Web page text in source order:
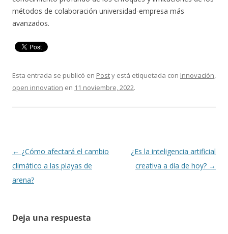
métodos de colaboración universidad-empresa más
avanzados.
Esta entrada se publicó en Posty está etiquetada con Innovación,
open innovation en 11 noviembre, 2022.
Navegación
de
entradas
← ¿Cómo afectará el cambio
climático a las playas de
arena?
¿Es la inteligencia artificial
creativa a día de hoy? →
Deja una respuesta